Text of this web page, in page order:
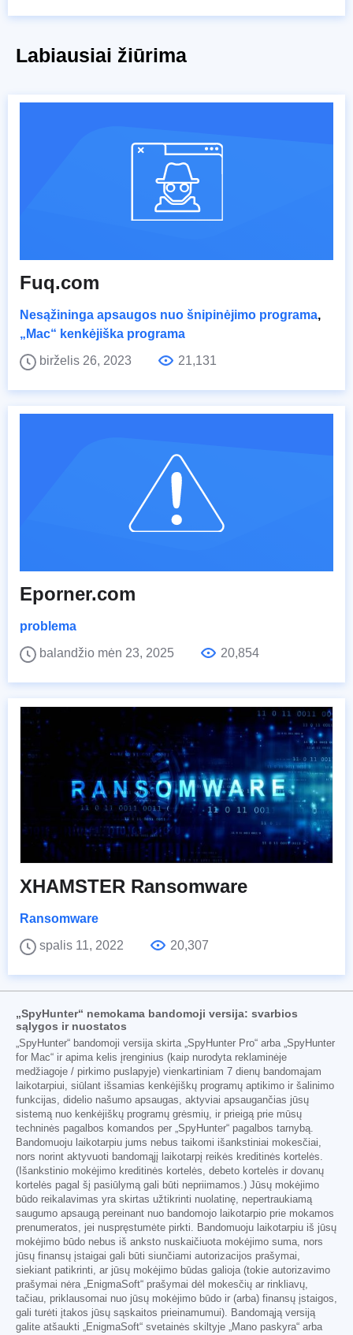
Labiausiai žiūrima
Fuq.com
Nesąžininga apsaugos nuo šnipinėjimo programa,
„Mac“ kenkėjiška programa
birželis 26, 2023
21,131
Eporner.com
problema
balandžio mėn 23, 2025
20,854
XHAMSTER Ransomware
Ransomware
spalis 11, 2022
20,307
„SpyHunter“ nemokama bandomoji versija: svarbios
sąlygos ir nuostatos
„SpyHunter“ bandomoji versija skirta „SpyHunter Pro“ arba „SpyHunter
for Mac“ ir apima kelis įrenginius (kaip nurodyta reklaminėje
medžiagoje / pirkimo puslapyje) vienkartiniam 7 dienų bandomajam
laikotarpiui, siūlant išsamias kenkėjiškų programų aptikimo ir šalinimo
funkcijas, didelio našumo apsaugas, aktyviai apsaugančias jūsų
sistemą nuo kenkėjiškų programų grėsmių, ir prieigą prie mūsų
techninės pagalbos komandos per „SpyHunter“ pagalbos tarnybą.
Bandomuoju laikotarpiu jums nebus taikomi išankstiniai mokesčiai,
nors norint aktyvuoti bandomąjį laikotarpį reikės kreditinės kortelės.
(Išankstinio mokėjimo kreditinės kortelės, debeto kortelės ir dovanų
kortelės pagal šį pasiūlymą gali būti nepriimamos.) Jūsų mokėjimo
būdo reikalavimas yra skirtas užtikrinti nuolatinę, nepertraukiamą
saugumo apsaugą pereinant nuo bandomojo laikotarpio prie mokamos
prenumeratos, jei nuspręstumėte pirkti. Bandomuoju laikotarpiu iš jūsų
mokėjimo būdo nebus iš anksto nuskaičiuota mokėjimo suma, nors
jūsų finansų įstaigai gali būti siunčiami autorizacijos prašymai,
siekiant patikrinti, ar jūsų mokėjimo būdas galioja (tokie autorizavimo
prašymai nėra „EnigmaSoft“ prašymai dėl mokesčių ar rinkliavų,
tačiau, priklausomai nuo jūsų mokėjimo būdo ir (arba) finansų įstaigos,
gali turėti įtakos jūsų sąskaitos prieinamumui). Bandomąją versiją
galite atšaukti „EnigmaSoft“ svetainės skiltyje „Mano paskyra“ arba